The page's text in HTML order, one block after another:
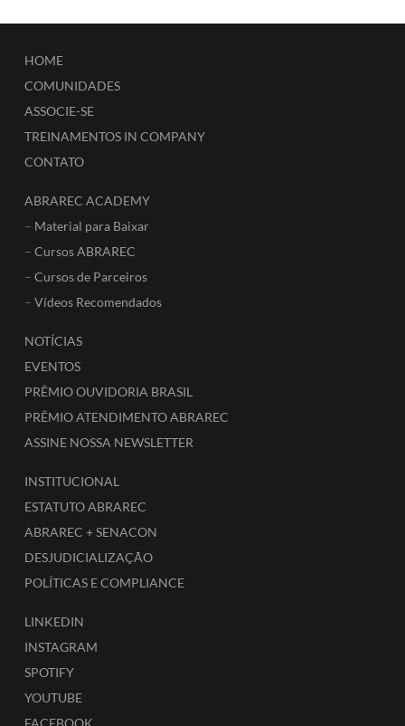
HOME
COMUNIDADES
ASSOCIE-SE
TREINAMENTOS IN COMPANY
CONTATO
ABRAREC ACADEMY
– Material para Baixar
– Cursos ABRAREC
– Cursos de Parceiros
– Vídeos Recomendados
NOTÍCIAS
EVENTOS
PRÊMIO OUVIDORIA BRASIL
PRÊMIO ATENDIMENTO ABRAREC
ASSINE NOSSA NEWSLETTER
INSTITUCIONAL
ESTATUTO ABRAREC
ABRAREC + SENACON
DESJUDICIALIZAÇÃO
POLÍTICAS E COMPLIANCE
LINKEDIN
INSTAGRAM
SPOTIFY
YOUTUBE